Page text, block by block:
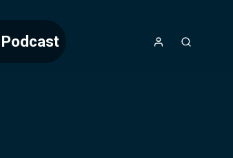
Podcast